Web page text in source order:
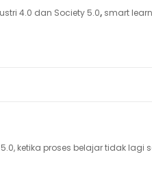
4.0 dan Society 5.0, smart
ketika proses belajar tidak lagi